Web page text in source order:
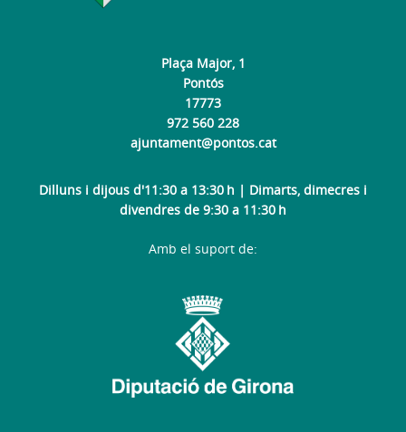
Plaça Major, 1
Pontós
17773
972 560 228
ajuntament@pontos.cat
Dilluns i dijous d'11:30 a 13:30 h | Dimarts, dimecres i
divendres de 9:30 a 11:30 h
Amb el suport de: